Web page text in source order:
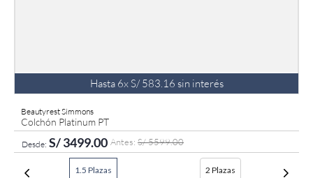
Hasta 6xS/ 583 16 sin interés
Beautyrest Simmons
Colchón Platinum PT
S/3499.00 S/5599.00
1.5 Plazas 2 Plazas